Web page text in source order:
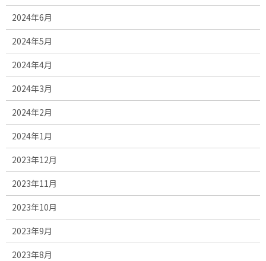
2024年6月
2024年5月
2024年4月
2024年3月
2024年2月
2024年1月
2023年12月
2023年11月
2023年10月
2023年9月
2023年8月